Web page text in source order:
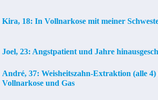
Kira, 18: In Vollnarkose mit meiner
Joel, 23: Angstpatient und Jahre
André, 37: Weisheitszahn-Extraktion (alle
Vollnarkose und Gas